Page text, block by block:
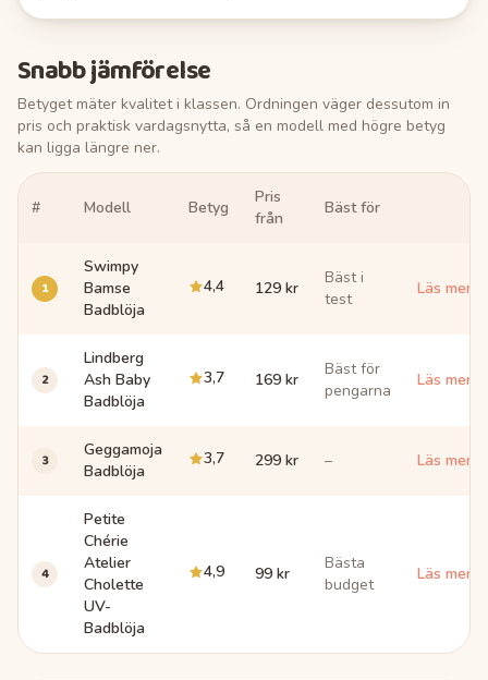
Snabb jämförelse
Betyget mäter kvalitet i klassen. Ordningen väger dessutom in
pris och praktisk vardagsnytta, så en modell med högre betyg
kan ligga längre ner.
# Modell Betyg
Pris
från
Bäst för
1
Swimpy
Bamse
Badblöja
4,4 129 kr
Bäst i
test
Läs mer
2
Lindberg
Ash Baby
Badblöja
3,7 169 kr
Bäst för
pengarna
Läs mer
3
Geggamoja
Badblöja
3,7 299 kr – Läs mer
4
Petite
Chérie
Atelier
Cholette
UV-
Badblöja
4,9 99 kr
Bästa
budget
Läs mer